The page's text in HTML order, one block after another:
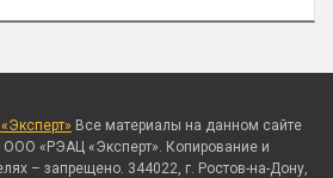
Все материалы на данном сайте
ООО «РЭАЦ «Эксперт». Копирование и
– запрещено. 344022, г. Ростов-на-Дону,